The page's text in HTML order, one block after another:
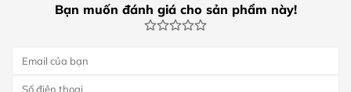
Bạn muốn đánh giá cho sản phẩm này!